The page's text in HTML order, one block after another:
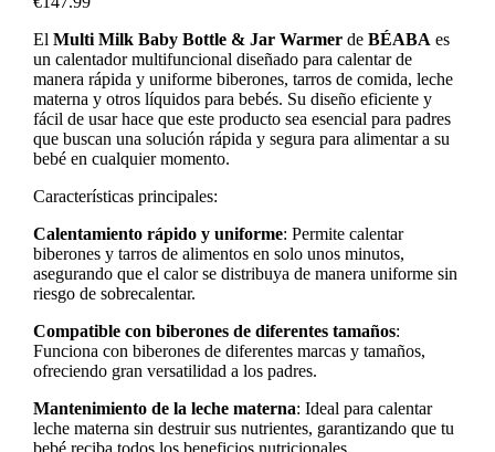
El Multi Milk Baby Bottle & Jar Warmerde BÉABA es
un calentador multifuncional diseñado para calentar de
manera rápida y uniforme biberones, tarros de comida, leche
materna y otros líquidos para bebés. Su diseño eficiente y
fácil de usar hace que este producto sea esencial para padres
que buscan una solución rápida y segura para alimentar a su
bebé en cualquier momento.
Características principales:
Calentamiento rápido y uniforme: Permite calentar
biberones y tarros de alimentos en solo unos minutos,
asegurando que el calor se distribuya de manera uniforme sin
riesgo de sobrecalentar.
Compatible con biberones de diferentes tamaños:
Funciona con biberones de diferentes marcas y tamaños,
ofreciendo gran versatilidad a los padres.
Mantenimiento de la leche materna: Ideal para calentar
leche materna sin destruir sus nutrientes, garantizando que tu
bebé reciba todos los beneficios nutricionales.